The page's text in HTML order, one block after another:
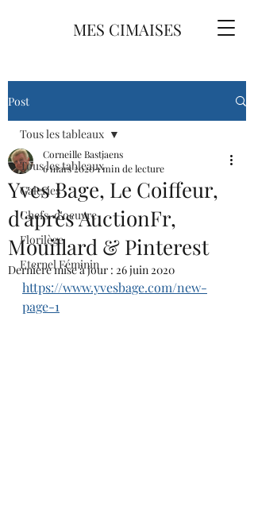
MES CIMAISES
Post
Tous les tableaux
Galeries
Chefs-d'oeuvre
Florilège
Eternel Féminin
Tous les tableaux
Yves Bage, Le Coiffeur,
d'après AuctionFr,
Mouillard & Pinterest
Corneille Bastjaens
6 mars 20201 min de lecture
Dernière mise à jour : 26 juin 2020
https://www.yvesbage.com/new-
page-1